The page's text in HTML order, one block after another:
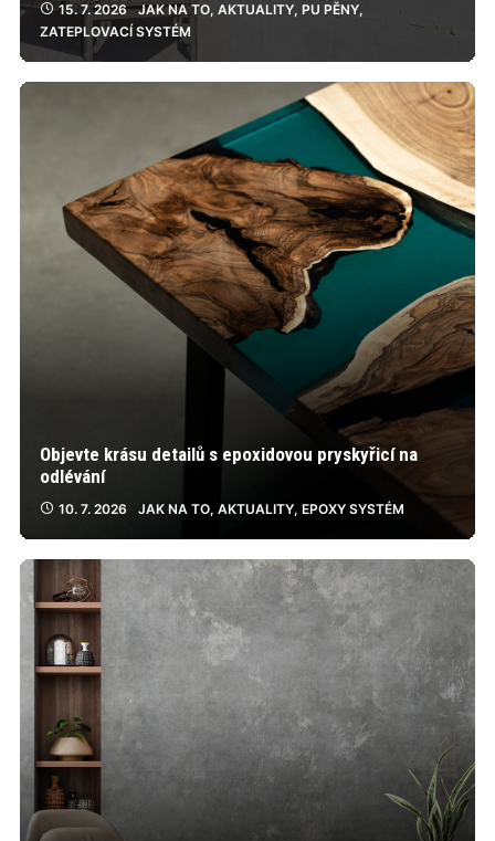
15. 7. 2026 JAK NA TO, AKTUALITY, PU PĚNY,
ZATEPLOVACÍ SYSTÉM
Objevte krásu detailů s epoxidovou pryskyřicí na
odlévání
10. 7. 2026 JAK NA TO, AKTUALITY, EPOXY SYSTÉM